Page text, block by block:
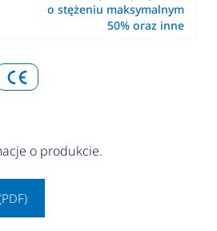
o stężeniu maksymalnym
50% oraz inne
o produkcie.